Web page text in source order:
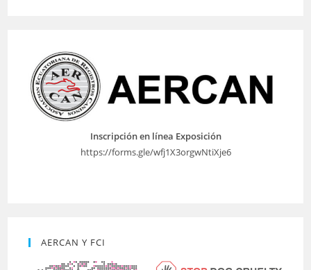
Inscripción en línea Exposición
https://forms.gle/wfj1X3orgwNtiXje6
AERCAN Y FCI